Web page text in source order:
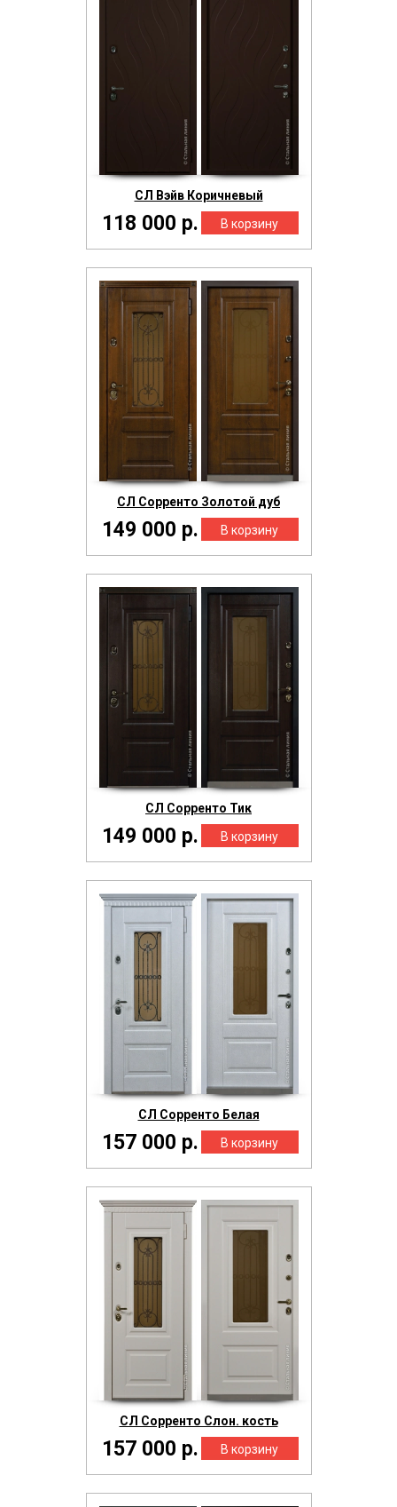
СЛ Вэйв Коричневый
118 000 р.
СЛ Сорренто Золотой дуб
149 000 р.
СЛ Сорренто Тик
149 000 р.
СЛ Сорренто Белая
157 000 р.
СЛ Сорренто Слон. кость
157 000 р.